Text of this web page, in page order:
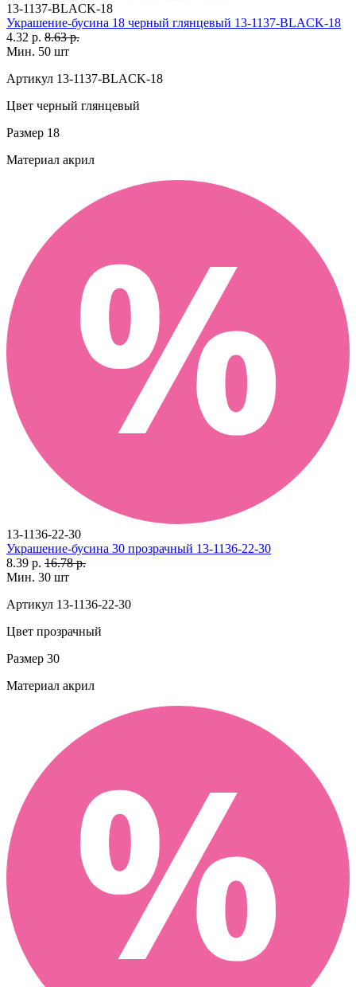
13-1137-BLACK-18
Украшение-бусина 18 черный глянцевый 13-1137-BLACK-18
4.32 р. 8.63 р.
Мин. 50 шт
Артикул 13-1137-BLACK-18
Цвет черный глянцевый
Размер 18
Материал акрил
13-1136-22-30
Украшение-бусина 30 прозрачный 13-1136-22-30
8.39 р. 16.78 р.
Мин. 30 шт
Артикул 13-1136-22-30
Цвет прозрачный
Размер 30
Материал акрил